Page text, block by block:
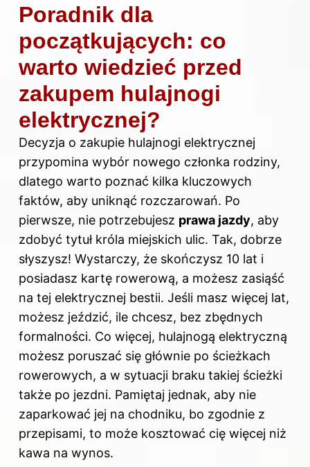
Poradnik dla
początkujących: co
warto wiedzieć przed
zakupem hulajnogi
elektrycznej?
Decyzja o zakupie hulajnogi elektrycznej
przypomina wybór nowego członka rodziny,
dlatego warto poznać kilka kluczowych
faktów, aby uniknąć rozczarowań. Po
pierwsze, nie potrzebujesz prawa jazdy, aby
zdobyć tytuł króla miejskich ulic. Tak, dobrze
słyszysz! Wystarczy, że skończysz 10 lat i
posiadasz kartę rowerową, a możesz zasiąść
na tej elektrycznej bestii. Jeśli masz więcej lat,
możesz jeździć, ile chcesz, bez zbędnych
formalności. Co więcej, hulajnogą elektryczną
możesz poruszać się głównie po ścieżkach
rowerowych, a w sytuacji braku takiej ścieżki
także po jezdni. Pamiętaj jednak, aby nie
zaparkować jej na chodniku, bo zgodnie z
przepisami, to może kosztować cię więcej niż
kawa na wynos.